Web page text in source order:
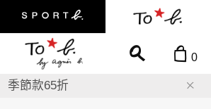
0
季節款65折